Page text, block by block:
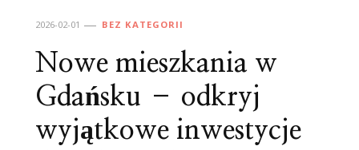
2026-02-01 BEZ KATEGORII
Nowe mieszkania w
Gdańsku – odkryj
wyjątkowe inwestycje